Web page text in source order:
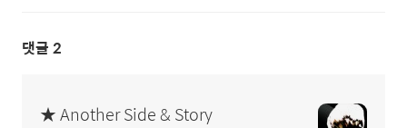
댓글 2
★ Another Side & Story